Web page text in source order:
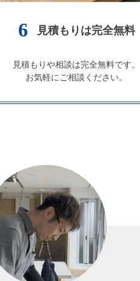
6 見積もりは完全無料
見積もりや相談は完全無料です。
お気軽にご相談ください。